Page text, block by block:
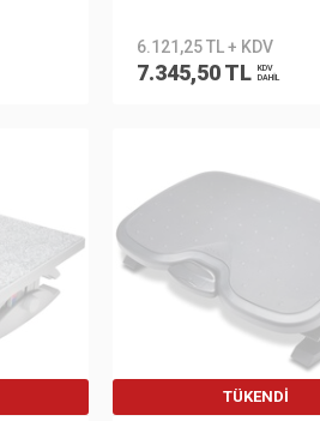
6.121,25 TL + KDV
7.345,50 TL
KDV
DAHİL
TÜKENDI